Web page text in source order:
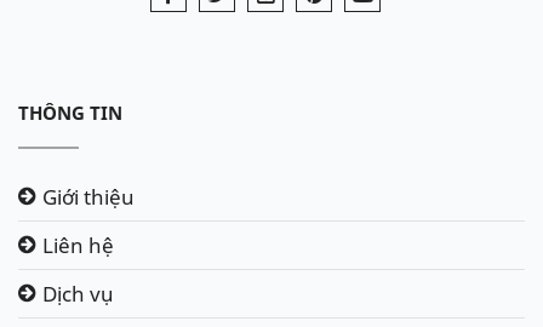
THÔNG TIN
Giới thiệu
Liên hệ
Dịch vụ